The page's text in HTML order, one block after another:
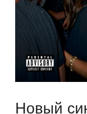
Новый